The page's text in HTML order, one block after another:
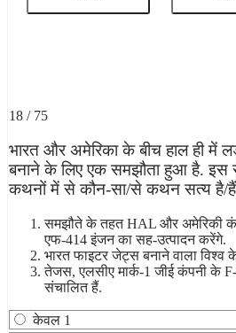
18 / 75
भारत और अमेरिका के बीच हाल ही में
बनाने के लिए एक समझौता हुआ है. इस
कथनों में से कौन-सा/से कथन सत्य है/
समझौते के तहत HAL और अमेरिकी
एफ-414 इंजन का सह-उत्पादन करेंगे.
भारत फाइटर जेट्स बनाने वाला विश्व
तेजस, एलसीए मार्क-1 जीई कंपनी के
संचालित हैं.
केवल 1